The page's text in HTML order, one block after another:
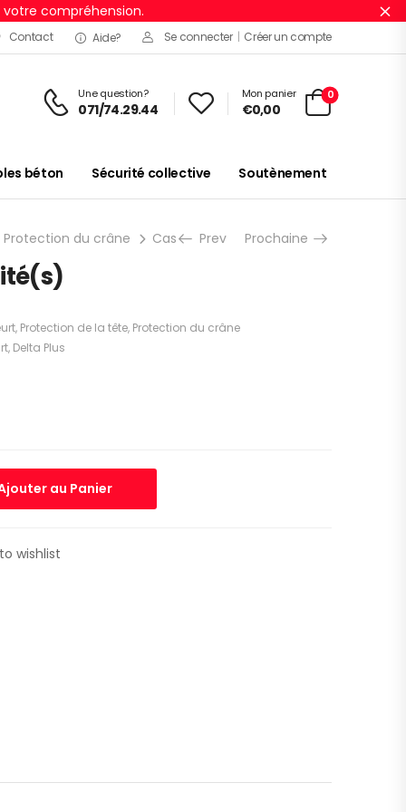
votre compréhension.
Contact Aide? Se connecter | Créer un compte
Une question?
071/74.29.44
Mon panier
€0,00
0
béton Sécurité collective Soutènement
Protection du crâne Casquettes anti-heurt AIR COLTAN
Prev Prochaine
, Protection de la tête, Protection du crâne
, Delta Plus
au Panier
wishlist